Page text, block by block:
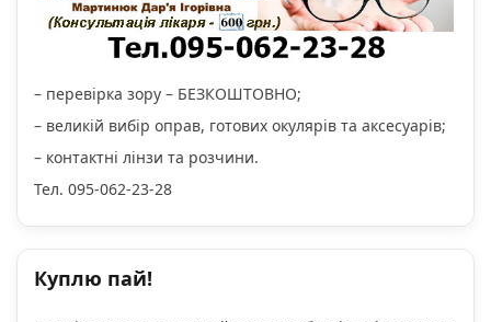
– перевірка зору – БЕЗКОШТОВНО;
– великій вибір оправ, готових окулярів та аксесуарів;
– контактні лінзи та розчини.
Тел. 095-062-23-28
Куплю пай!